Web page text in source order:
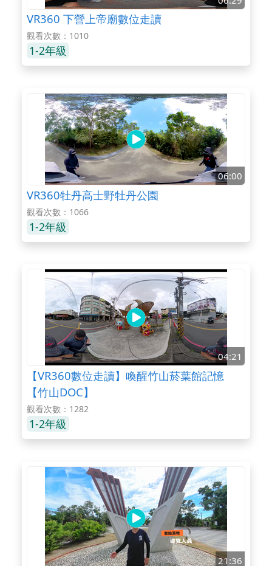
VR360 下營上帝廟數位走讀
觀看次數：1010
1-2年級
06:00
VR360牡丹高士野牡丹公園
觀看次數：1066
1-2年級
04:21
【VR360數位走讀】喚醒竹山菸葉館記憶
【竹山DOC】
觀看次數：1282
1-2年級
21:36